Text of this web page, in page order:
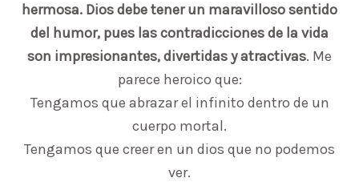
hermosa. Dios debe tener un maravilloso sentido
del humor, pues las contradicciones de la vida
son impresionantes, divertidas y atractivas. Me
parece heroico que:
Tengamos que abrazar el infinito dentro de un
cuerpo mortal.
Tengamos que creer en un dios que no podemos
ver.